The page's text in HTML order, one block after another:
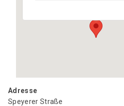
Adresse
Speyerer Straße